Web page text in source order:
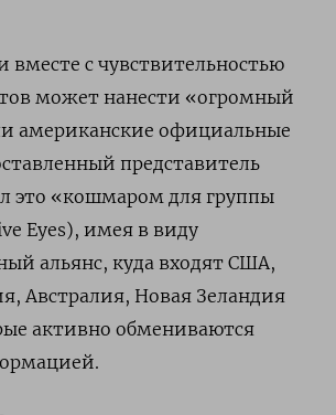
вместе с чувствительностью
может нанести «огромный
американские официальные
представитель
это «кошмаром для группы
Eyes), имея в виду
альянс, куда входят США,
Австралия, Новая Зеландия
активно обмениваются